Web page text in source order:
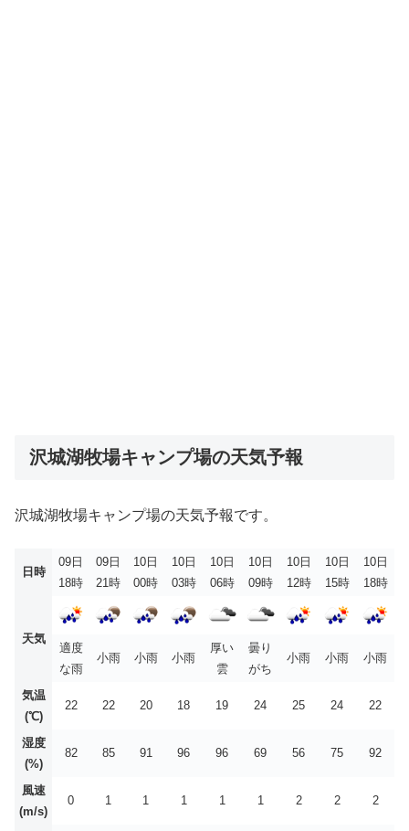
沢城湖牧場キャンプ場の天気予報
沢城湖牧場キャンプ場の天気予報です。
日時
09日
18時
09日
21時
10日
00時
10日
03時
10日
06時
10日
09時
10日
12時
10日
15時
10日
18時
天気
適度
な雨
小雨 小雨 小雨
厚い
雲
曇り
がち
小雨 小雨 小雨
気温
(℃)
22 22 20 18 19 24 25 24 22
湿度
(%)
82 85 91 96 96 69 56 75 92
風速
(m/s)
0 1 1 1 1 1 2 2 2